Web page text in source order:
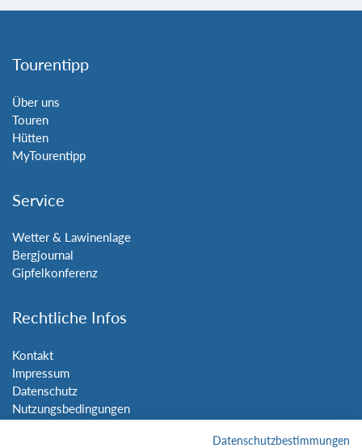
Tourentipp
Über uns
Touren
Hütten
MyTourentipp
Service
Wetter & Lawinenlage
Bergjournal
Gipfelkonferenz
Rechtliche Infos
Kontakt
Impressum
Datenschutz
Nutzungsbedingungen
Datenschutzbestimmungen